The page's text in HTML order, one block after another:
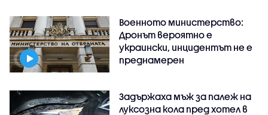
Военното министерство:
Дронът вероятно е
украински, инцидентът не е
преднамерен
Задържаха мъж за палеж на
луксозна кола пред хотел в